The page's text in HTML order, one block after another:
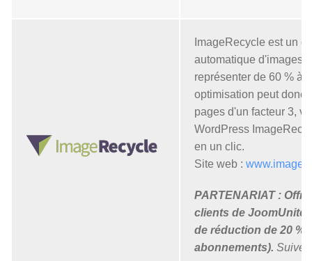
ImageRecycle est un
automatique d'images
représenter de 60 % à
optimisation peut donc
pages d'un facteur 3,
WordPress
en un clic.
Site web :
PARTENARIAT :
clients de
de réduction de 20 %
abonnements).